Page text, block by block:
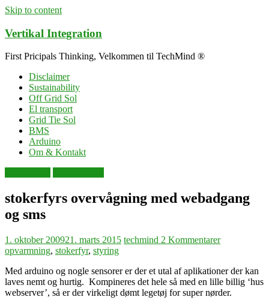
Skip to content
Vertikal Integration
First Pricipals Thinking, Velkommen til TechMind ®
Disclaimer
Sustainability
Off Grid Sol
El transport
Grid Tie Sol
BMS
Arduino
Om & Kontakt
stokerfyrs overvågning med webadgang
og sms
1. oktober 200921. marts 2015 techmind 2 Kommentarer
opvarmning, stokerfyr, styring
Med arduino og nogle sensorer er der et utal af aplikationer der kan
laves nemt og hurtig. Kompineres det hele så med en lille billig ‘hus
webserver’, så er der virkeligt dømt legetøj for super nørder.